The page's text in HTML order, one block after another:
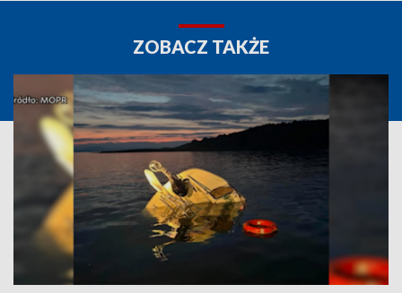
ZOBACZ TAKŻE